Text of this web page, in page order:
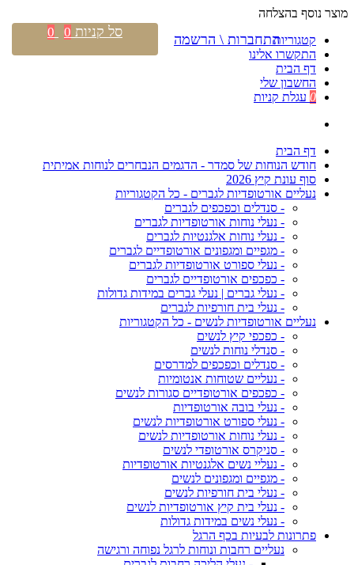
מוצר נוסף בהצלחה
קטגוריות
התקשרו אלינו
דף הבית
החשבון שלי
0 עגלת קניות
דף הבית
חודש הנוחות של סמדר - הדגמים הנבחרים לנוחות אמיתית
סוף עונת קיץ 2026
נעליים אורטופדיות לגברים - כל הקטגוריות
- סנדלים וכפכפים לגברים
- נעלי נוחות אורטופדיות לגברים
- נעלי נוחות אלגנטיות לגברים
- מגפיים ומגפונים אורטופדיים לגברים
- נעלי ספורט אורטופדיות לגברים
- כפכפים אורטופדיים לגברים
- נעלי גברים | נעלי גברים במידות גדולות
- נעלי בית חורפיות לגברים
נעליים אורטופדיות לנשים - כל הקטגוריות
- כפכפי קיץ לנשים
- סנדלי נוחות לנשים
- סנדלים וכפכפים למדרסים
- נעליים שטוחות אנטומיות
- כפכפים אורטופדיים סגורות לנשים
- נעלי בובה אורטופדיות
- נעלי ספורט אורטופדיות לנשים
- נעלי נוחות אורטופדיות לנשים
- סניקרס אורטופדי לנשים
- נעליי נשים אלגנטיות אורטופדיות
- מגפיים ומגפונים לנשים
- נעלי בית חורפיות לנשים
- נעלי בית קיץ אורטופדיות לנשים
- נעלי נשים במידות גדולות
פתרונות לבעיות בכף הרגל
נעליים רחבות ונוחות לרגל נפוחה ורגישה
התחברות \ הרשמה סל קניות 0
0